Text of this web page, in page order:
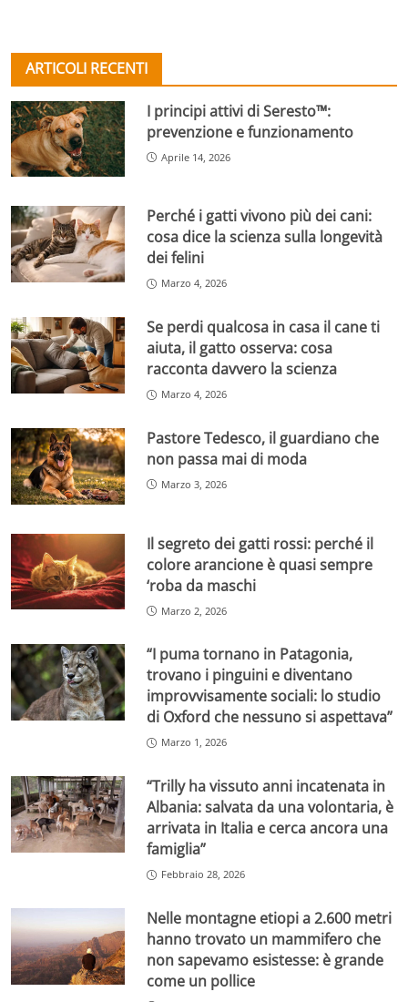
ARTICOLI RECENTI
I principi attivi di Seresto™:
prevenzione e funzionamento
Aprile 14, 2026
Perché i gatti vivono più dei cani:
cosa dice la scienza sulla longevità
dei felini
Marzo 4, 2026
Se perdi qualcosa in casa il cane ti
aiuta, il gatto osserva: cosa
racconta davvero la scienza
Marzo 4, 2026
Pastore Tedesco, il guardiano che
non passa mai di moda
Marzo 3, 2026
Il segreto dei gatti rossi: perché il
colore arancione è quasi sempre
‘roba da maschi
Marzo 2, 2026
“I puma tornano in Patagonia,
trovano i pinguini e diventano
improvvisamente sociali: lo studio
di Oxford che nessuno si aspettava”
Marzo 1, 2026
“Trilly ha vissuto anni incatenata in
Albania: salvata da una volontaria, è
arrivata in Italia e cerca ancora una
famiglia”
Febbraio 28, 2026
Nelle montagne etiopi a 2.600 metri
hanno trovato un mammifero che
non sapevamo esistesse: è grande
come un pollice